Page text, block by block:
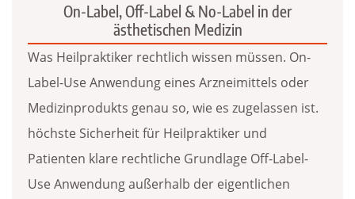
On-Label, Off-Label & No-Label in der
ästhetischen Medizin
Was Heilpraktiker rechtlich wissen müssen. On-
Label-Use Anwendung eines Arzneimittels oder
Medizinprodukts genau so, wie es zugelassen ist.
höchste Sicherheit für Heilpraktiker und
Patienten klare rechtliche Grundlage Off-Label-
Use Anwendung außerhalb der eigentlichen